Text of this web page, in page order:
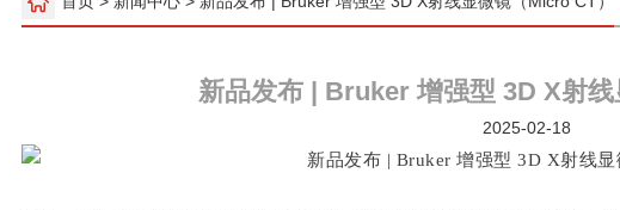
新品发布 | Bruker 增强型 3D X射
2025-02-18